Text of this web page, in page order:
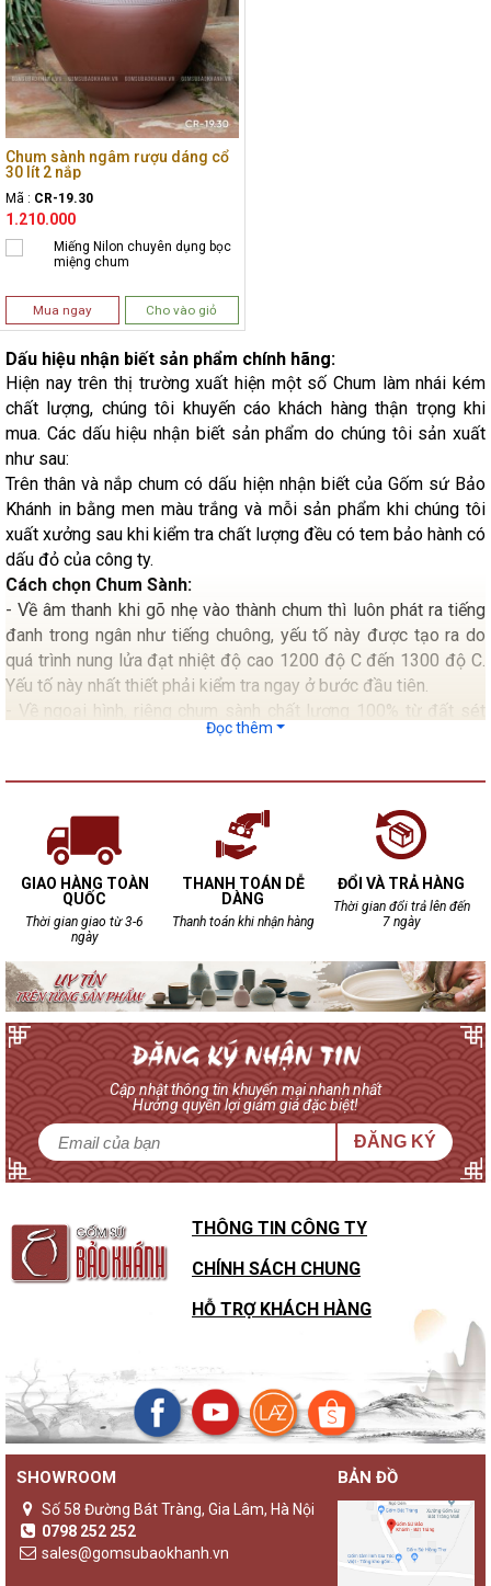
Chum sành ngâm rượu dáng cổ
30 lít 2 nắp
Mã : CR-19.30
1.210.000
Miếng Nilon chuyên dụng bọc
miệng chum
Mua ngay Cho vào giỏ
Dấu hiệu nhận biết sản phẩm chính hãng:
Hiện nay trên thị trường xuất hiện một số Chum làm nhái kém
chất lượng, chúng tôi khuyến cáo khách hàng thận trọng khi
mua. Các dấu hiệu nhận biết sản phẩm do chúng tôi sản xuất
như sau:
Trên thân và nắp chum có dấu hiện nhận biết của Gốm sứ Bảo
Khánh in bằng men màu trắng và mỗi sản phẩm khi chúng tôi
xuất xưởng sau khi kiểm tra chất lượng đều có tem bảo hành có
dấu đỏ của công ty.
Cách chọn Chum Sành:
- Về âm thanh khi gõ nhẹ vào thành chum thì luôn phát ra tiếng
đanh trong ngân như tiếng chuông, yếu tố này được tạo ra do
quá trình nung lửa đạt nhiệt độ cao 1200 độ C đến 1300 độ C.
Yếu tố này nhất thiết phải kiểm tra ngay ở bước đầu tiên.
- Về ngoại hình, riêng chum sành chất lượng 100% từ đất sét
chum không bao giờ đạt tới độ bóng bẩy như các loại chum
- Kiểm tra mặt trong lẫn mặt ngoài của chum không xuất hiện
những dấu rạn nứt.
- Mặt trong nếu có Gồ ghề chấp nhận được do đặc tính sản
xuất thủ công cho nên 100 chum đều không giống nhau.
Đọc thêm
GIAO HÀNG TOÀN
QUỐC
Thời gian giao từ 3-6
ngày
THANH TOÁN DỄ
DÀNG
Thanh toán khi nhận hàng
ĐỔI VÀ TRẢ HÀNG
Thời gian đổi trả lên đến
7 ngày
Cập nhật thông tin khuyến mại nhanh nhất
Hưởng quyền lợi giảm giá đặc biệt!
ĐĂNG KÝ
THÔNG TIN CÔNG TY
CHÍNH SÁCH CHUNG
HỖ TRỢ KHÁCH HÀNG
SHOWROOM
Số 58 Đường Bát Tràng, Gia Lâm, Hà Nội
0798 252 252
sales@gomsubaokhanh.vn
BẢN ĐỒ